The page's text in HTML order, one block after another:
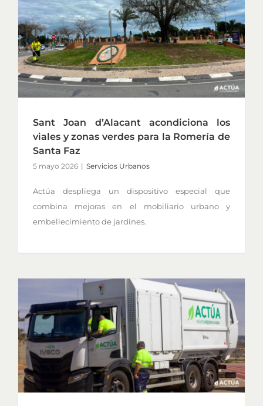
Sant Joan d’Alacant acondiciona los
viales y zonas verdes para la Romería de
Santa Faz
5 mayo 2026 | Servicios Urbanos
Actúa despliega un dispositivo especial que
combina mejoras en el mobiliario urbano y
embellecimiento de jardines.